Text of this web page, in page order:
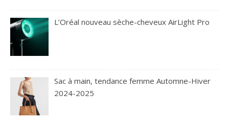
L’Oréal nouveau sèche-cheveux AirLight Pro
Sac à main, tendance femme Automne-Hiver
2024-2025